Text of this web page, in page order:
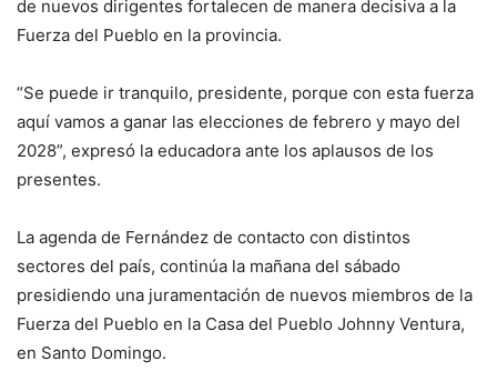
de nuevos dirigentes fortalecen de manera decisiva a la
Fuerza del Pueblo en la provincia.
“Se puede ir tranquilo, presidente, porque con esta fuerza
aquí vamos a ganar las elecciones de febrero y mayo del
2028”, expresó la educadora ante los aplausos de los
presentes.
La agenda de Fernández de contacto con distintos
sectores del país, continúa la mañana del sábado
presidiendo una juramentación de nuevos miembros de la
Fuerza del Pueblo en la Casa del Pueblo Johnny Ventura,
en Santo Domingo.